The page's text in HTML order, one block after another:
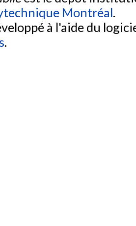
Montréal.
à l'aide du
.